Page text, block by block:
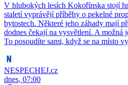
V hlubokých lesích Kokořínska stojí
staletí vyprávějí příběhy o pekelné
bytostech. Některé jeho záhady mají
dodnes čekají na vysvětlení. A možná
To posoudíte sami, když se na místo
NESPECHEJ.cz
dnes, 07:00